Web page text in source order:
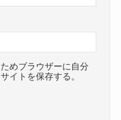
めブラウザーに自分
イトを保存する。